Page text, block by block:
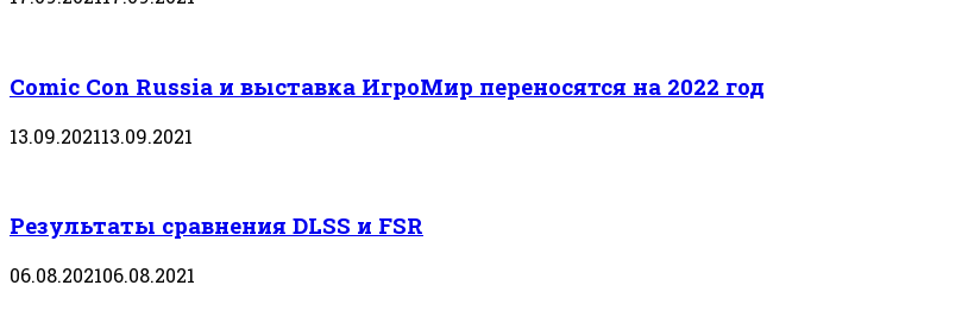
Comic Con Russia и выставка ИгроМир переносятся на 2022 год
13.09.202113.09.2021
Результаты сравнения DLSS и FSR
06.08.202106.08.2021